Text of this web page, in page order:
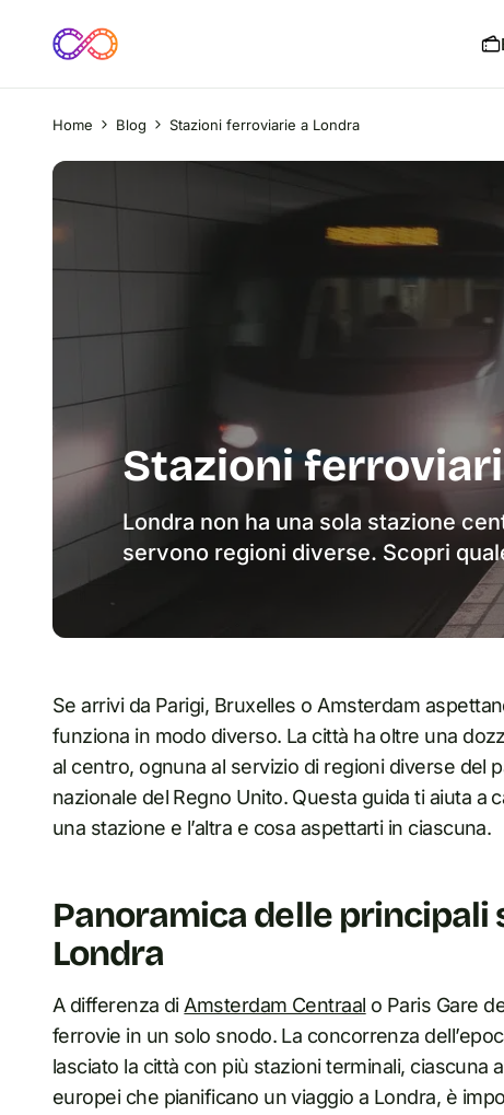
Home Blog Stazioni ferroviarie a Londra
Stazioni
Londra non ha una sola stazione
servono regioni diverse. Scopri
Se arrivi da Parigi, Bruxelles o Amsterdam
funziona in modo diverso. La città ha oltre una
al centro, ognuna al servizio di regioni diverse del
nazionale del Regno Unito. Questa guida ti aiuta
una stazione e l’altra e cosa aspettarti in ciascuna.
Panoramica delle
Londra
A differenza di Amsterdam Centraal o Paris Gare
ferrovie in un solo snodo. La concorrenza
lasciato la città con più stazioni terminali, ciascuna
europei che pianificano un viaggio a Londra, è